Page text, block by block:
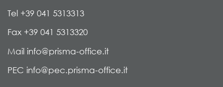
Tel +39 041 5313313
Fax +39 041 5313320
Mail info@prisma-office.it
PEC info@pec.prisma-office.it